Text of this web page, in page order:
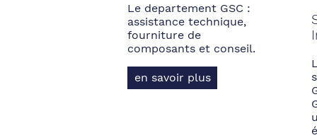
Le departement GSC :
assistance technique,
fourniture de
composants et conseil.
en savoir plus